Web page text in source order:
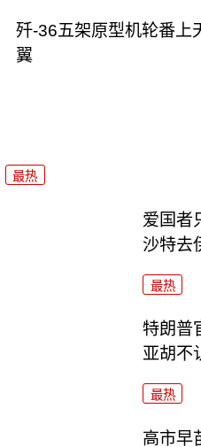
歼-36五架原型机轮番上
翼
最热
爱国者
沙特去
最热
特朗普
亚胡不
最热
高市早